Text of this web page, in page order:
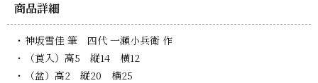
商品詳細
神坂雪佳 筆 四代 一瀬小兵衛 作
（莨入）高5 縦14 横12
（盆）高2 縦20 横25